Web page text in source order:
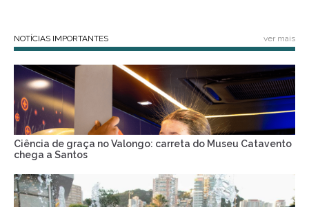
NOTÍCIAS IMPORTANTES ver mais
Ciência de graça no Valongo: carreta do Museu Catavento
chega a Santos